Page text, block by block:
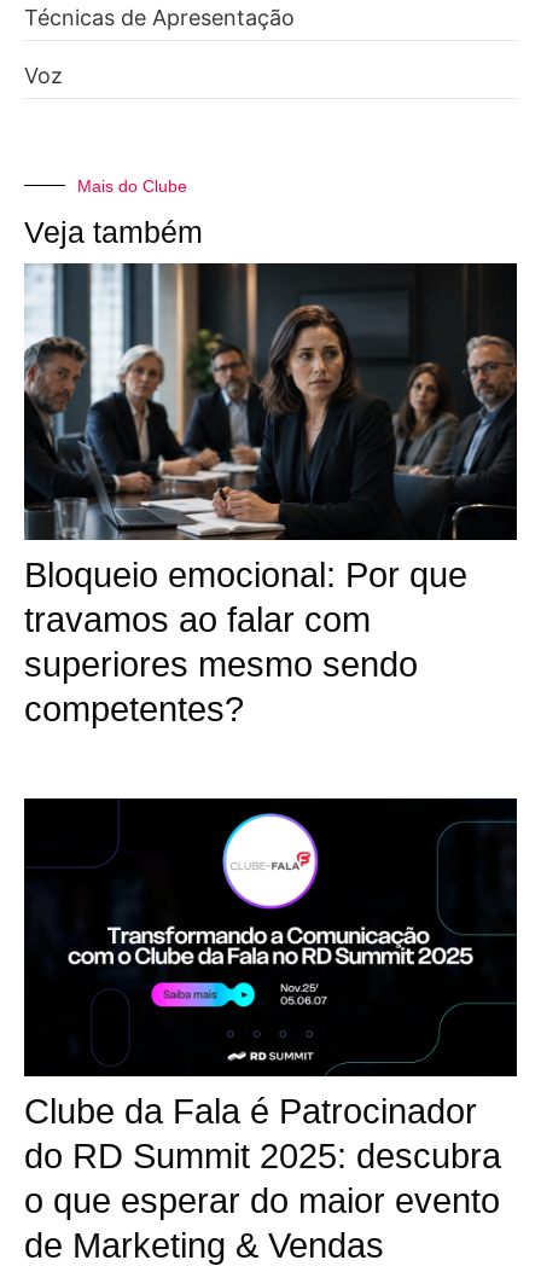
Técnicas de Apresentação
Voz
Mais do Clube
Veja também
Bloqueio emocional: Por que
travamos ao falar com
superiores mesmo sendo
competentes?
Clube da Fala é Patrocinador
do RD Summit 2025: descubra
o que esperar do maior evento
de Marketing & Vendas